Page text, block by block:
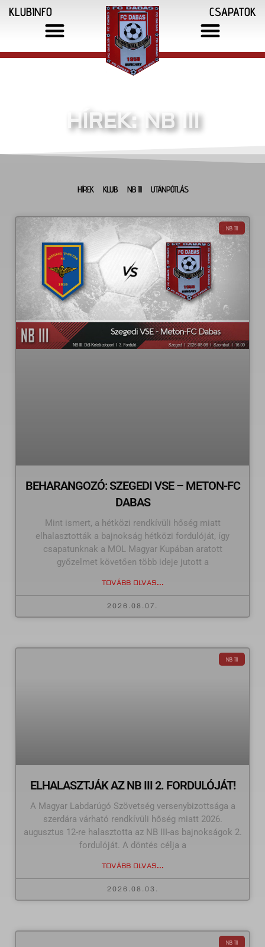
KLUBINFO CSAPATOK
HÍREK: NB III
HÍREK KLUB NB III UTÁNPÓTLÁS
NB III
BEHARANGOZÓ: SZEGEDI VSE – METON-FC
DABAS
Mint ismert, a hétközi rendkívüli hőség miatt
elhalasztották a bajnokság hétközi fordulóját, így
csapatunknak a MOL Magyar Kupában aratott
győzelmet követően több ideje jutott a
TOVÁBB OLVAS...
2026.08.07.
NB III
ELHALASZTJÁK AZ NB III 2. FORDULÓJÁT!
A Magyar Labdarúgó Szövetség versenybizottsága a
szerdára várható rendkívüli hőség miatt 2026.
augusztus 12-re halasztotta az NB III-as bajnokságok 2.
fordulóját. A döntés célja a
TOVÁBB OLVAS...
2026.08.03.
NB III